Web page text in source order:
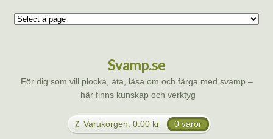
Svamp.se
För dig som vill plocka, äta, läsa om och färga med svamp –
här finns kunskap och verktyg
Varukorgen: 0.00 kr 0 varor